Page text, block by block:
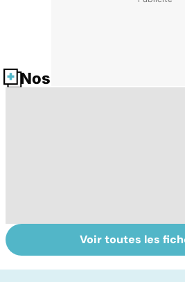
Nos fiches santé
La tuberculose
pulmonaire
les
Voir toutes les